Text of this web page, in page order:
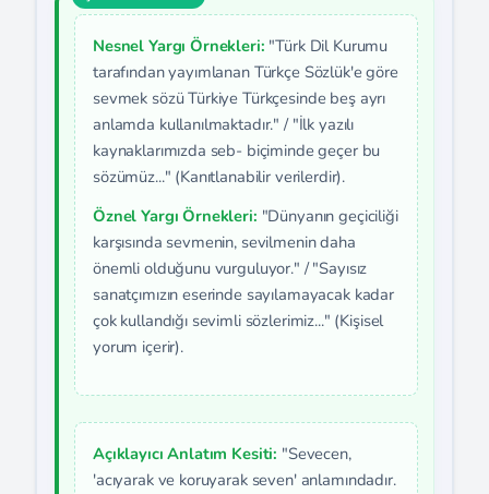
Nesnel Yargı Örnekleri: "Türk Dil Kurumu
tarafından yayımlanan Türkçe Sözlük'e göre
sevmek sözü Türkiye Türkçesinde beş ayrı
anlamda kullanılmaktadır." / "İlk yazılı
kaynaklarımızda seb- biçiminde geçer bu
sözümüz..." (Kanıtlanabilir verilerdir).
Öznel Yargı Örnekleri: "Dünyanın geçiciliği
karşısında sevmenin, sevilmenin daha
önemli olduğunu vurguluyor." / "Sayısız
sanatçımızın eserinde sayılamayacak kadar
çok kullandığı sevimli sözlerimiz..." (Kişisel
yorum içerir).
Açıklayıcı Anlatım Kesiti: "Sevecen,
'acıyarak ve koruyarak seven' anlamındadır.